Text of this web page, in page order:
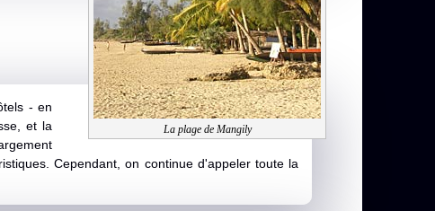
La plage de Mangily
- en
et la
Cependant, on continue d'appeler toute la